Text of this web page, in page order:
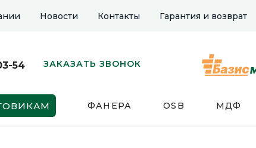
Новости Контакты Гарантия и возврат
54 ЗАКАЗАТЬ ЗВОНОК
ФАНЕРА OSB МДФ